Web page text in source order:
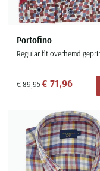
Portofino
€ 89,95€ 71,96